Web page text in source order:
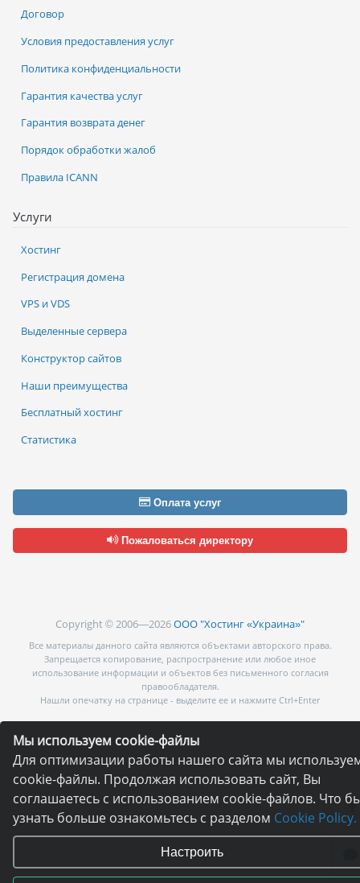
Мы используем cookie-файлы
Для оптимизации работы нашего сайта мы
cookie-файлы. Продолжая использовать сайт, Вы
соглашаетесь с использованием cookie-файлов. Что
узнать больше ознакомьтесь с разделом Cookie Policy.
Настроить
Услуги
Хостинг
Регистрация домена
VPS и VDS
Выделенные сервера
Конструктор сайтов
Наши преимущества
Бесплатный хостинг
Статистика
Договор
Условия предоставления услуг
Политика конфиденциальности
Гарантия качества услуг
Гарантия возврата денег
Порядок обработки жалоб
Правила ICANN
Оплата услуг
Пожаловаться директору
Copyright © 2006—2026ООО "Хостинг «Украина»"
Все материалы данного сайта являются объектами авторского права.
Запрещается копирование, распространение или любое иное
использование информации и объектов без письменного согласия
правообладателя.
Нашли опечатку на странице - выделите ее и нажмите Ctrl+Enter